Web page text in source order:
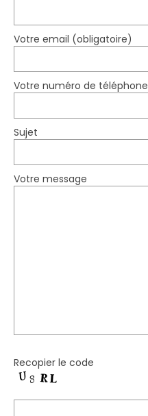
Votre email (obligatoire)
Votre numéro de téléphone
Sujet
Votre message
Recopier le code